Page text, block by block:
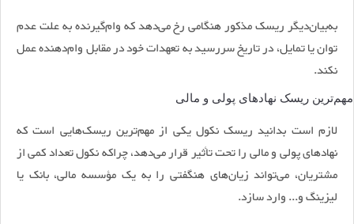
به‌بیان‌دیگر ریسک مذکور هنگامی رخ می‌دهد که وام‌گیرنده به علت عدم
توان یا تمایل، در تاریخ سررسید به تعهدات خود در مقابل وام‌دهنده عمل
نکند.
مهم‌ترین ریسک نهادهای پولی و مالی
لازم است بدانید ریسک نکول یکی از مهم‌ترین ریسک‌هایی است که
نهادهای پولی و مالی را تحت تأثیر قرار می‌دهد، چراکه نکول تعداد کمی از
مشتریان، می‌تواند زیان‌های هنگفتی را به یک مؤسسه مالی، بانک یا
لیزینگ و... وارد سازد.